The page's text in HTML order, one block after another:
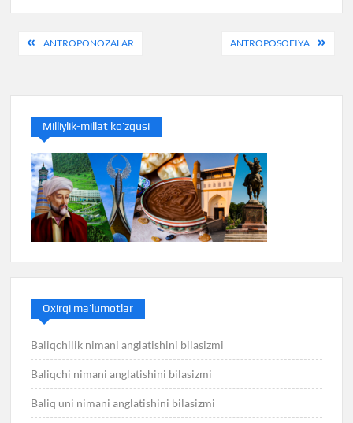
PostANTROPONOZALAR ANTROPOSOFIYA
Milliylik-millat ko’zgusi
Oxirgi ma’lumotlar
Baliqchilik nimani anglatishini bilasizmi
Baliqchi nimani anglatishini bilasizmi
Baliq uni nimani anglatishini bilasizmi